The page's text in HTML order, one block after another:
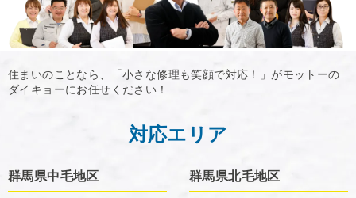
住まいのことなら、「小さな修理も笑顔で対応！」がモットーの
ダイキョーにお任せください！
対応エリア
群馬県中毛地区 群馬県北毛地区